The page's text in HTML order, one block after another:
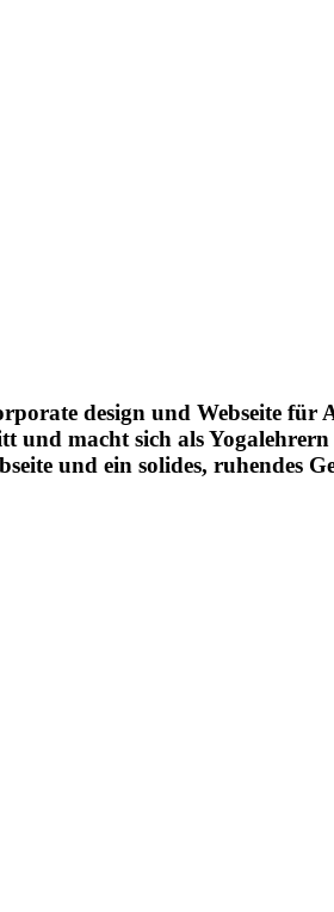
design und Webseite
macht sich als
und ein solides, ruhendes